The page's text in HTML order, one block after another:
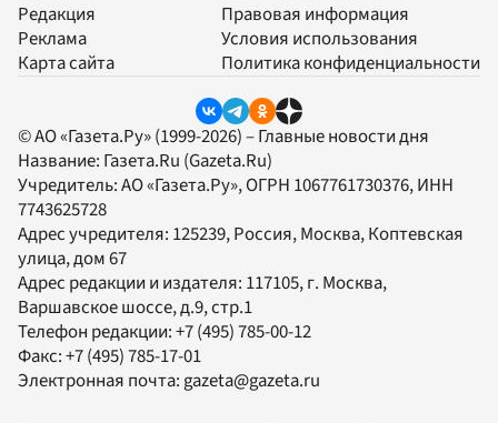
Редакция
Реклама
Карта сайта
Правовая информация
Условия использования
Политика конфиденциальности
© АО «Газета.Ру» (1999-2026) – Главные новости дня
Название: Газета.Ru (Gazeta.Ru)
Учредитель:АО «Газета.Ру», ОГРН 1067761730376, ИНН
7743625728
Адрес учредителя: 125239, Россия, Москва, Коптевская
улица, дом 67
Адрес редакции и издателя: 117105, г. Москва,
Варшавское шоссе, д.9, стр.1
Телефон редакции:+7 (495) 785-00-12
Факс:+7 (495) 785-17-01
Электронная почта:gazeta@gazeta.ru